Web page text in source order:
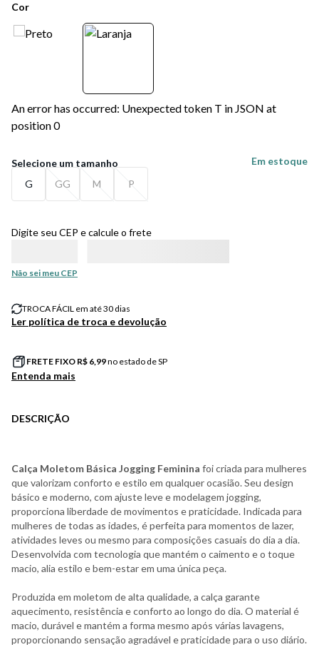
Cor
An error has occurred: Unexpected token T in JSON at
position 0
G GG M P
Em estoque
Digite seu CEP e calcule o frete
Não sei meu CEP
TROCA FÁCIL em até 30 dias
Ler política de troca e devolução
FRETE FIXO R$ 6,99no estado de SP
Entenda mais
DESCRIÇÃO
Calça Moletom Básica Jogging Feminina foi criada para mulheres
que valorizam conforto e estilo em qualquer ocasião. Seu design
básico e moderno, com ajuste leve e modelagem jogging,
proporciona liberdade de movimentos e praticidade. Indicada para
mulheres de todas as idades, é perfeita para momentos de lazer,
atividades leves ou mesmo para composições casuais do dia a dia.
Desenvolvida com tecnologia que mantém o caimento e o toque
macio, alia estilo e bem-estar em uma única peça.
Produzida em moletom de alta qualidade, a calça garante
aquecimento, resistência e conforto ao longo do dia. O material é
macio, durável e mantém a forma mesmo após várias lavagens,
proporcionando sensação agradável e praticidade para o uso diário.